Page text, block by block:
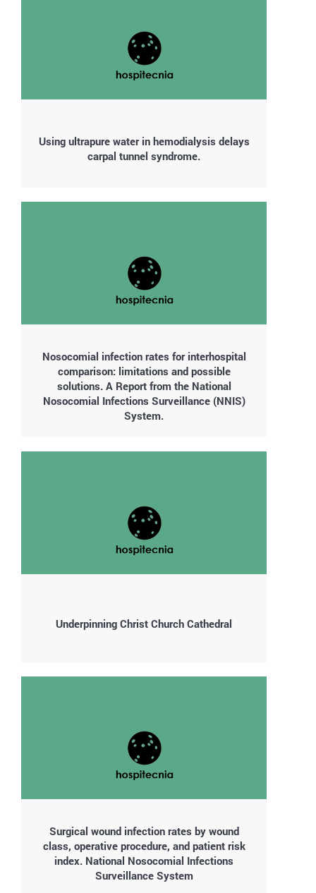
Using ultrapure water in hemodialysis delays
carpal tunnel syndrome.
Nosocomial infection rates for interhospital
comparison: limitations and possible
solutions. A Report from the National
Nosocomial Infections Surveillance (NNIS)
System.
Underpinning Christ Church Cathedral
Surgical wound infection rates by wound
class, operative procedure, and patient risk
index. National Nosocomial Infections
Surveillance System